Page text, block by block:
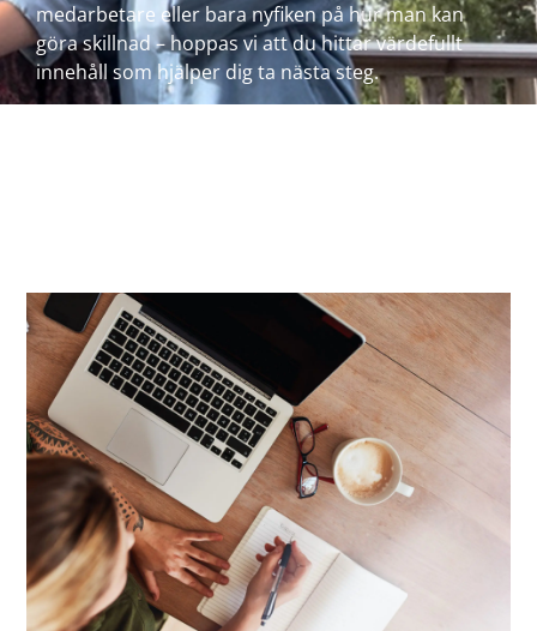
medarbetare eller bara nyfiken på hur man kan
göra skillnad – hoppas vi att du hittar värdefullt
innehåll som hjälper dig ta nästa steg.